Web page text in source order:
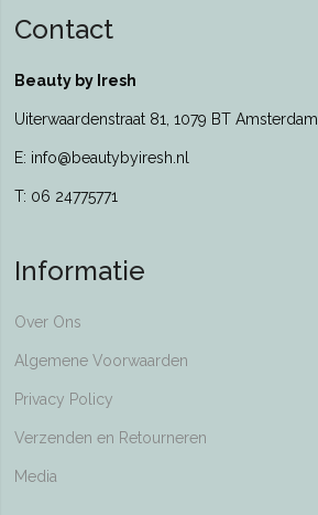
Contact
Beauty by Iresh
Uiterwaardenstraat 81, 1079 BT Amsterdam
E: info@beautybyiresh.nl
T: 06 24775771
Informatie
Over Ons
Algemene Voorwaarden
Privacy Policy
Verzenden en Retourneren
Media